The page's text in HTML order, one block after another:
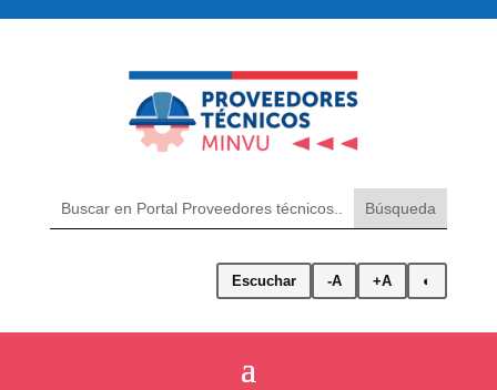
Escuchar -A +A ◐